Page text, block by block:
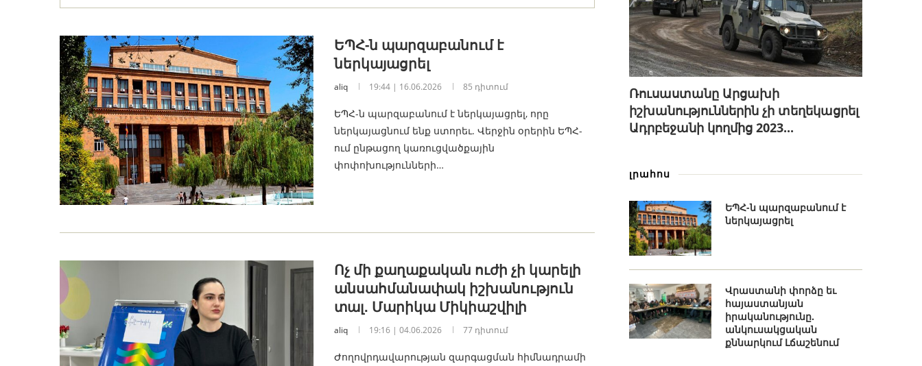
ԵՊՀ-ն պարզաբանում է
ներկայացրել
aliq 19:44 | 16.06.2026 85 դիտում
ԵՊՀ-ն պարզաբանում է ներկայացրել, որը
ներկայացնում ենք ստորեւ. Վերջին օրերին ԵՊՀ-
ում ընթացող կառուցվածքային
փոփոխությունների…
Ոչ մի քաղաքական ուժի չի կարելի
անսահմանափակ իշխանություն
տալ․ Մարիկա Միկիաշվիլի
aliq 19:16 | 04.06.2026 77 դիտում
Ժողովրդավարության զարգացման հիմնադրամի
Ռուսաստանը Արցախի
իշխանություններին չի տեղեկացրել
Ադրբեջանի կողմից 2023...
լրահոս
ԵՊՀ-ն պարզաբանում է
ներկայացրել
Վրաստանի փորձը եւ
հայաստանյան
իրականությունը.
անկուսակցական
քննարկում Լճաշենում